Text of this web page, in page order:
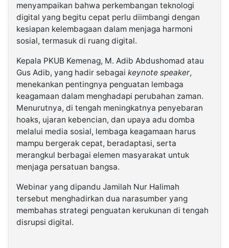
menyampaikan bahwa perkembangan teknologi
digital yang begitu cepat perlu diimbangi dengan
kesiapan kelembagaan dalam menjaga harmoni
sosial, termasuk di ruang digital.
Kepala PKUB Kemenag, M. Adib Abdushomad atau
Gus Adib, yang hadir sebagai keynote speaker,
menekankan pentingnya penguatan lembaga
keagamaan dalam menghadapi perubahan zaman.
Menurutnya, di tengah meningkatnya penyebaran
hoaks, ujaran kebencian, dan upaya adu domba
melalui media sosial, lembaga keagamaan harus
mampu bergerak cepat, beradaptasi, serta
merangkul berbagai elemen masyarakat untuk
menjaga persatuan bangsa.
Webinar yang dipandu Jamilah Nur Halimah
tersebut menghadirkan dua narasumber yang
membahas strategi penguatan kerukunan di tengah
disrupsi digital.